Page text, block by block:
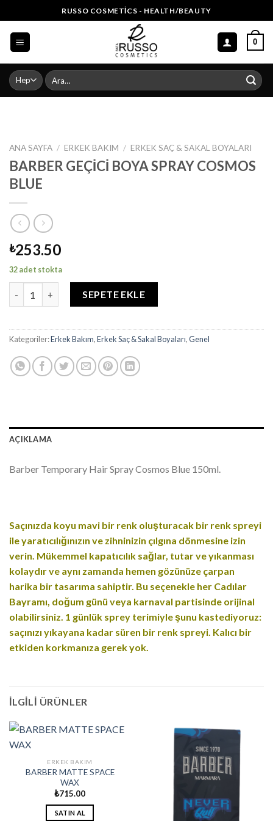
to
content
RUSSO COSMETICS - HEALTH/BEAUTY
0
Ara:
ANA SAYFA / ERKEK BAKIM / ERKEK SAÇ & SAKAL BOYALARI
BARBER GEÇİCİ BOYA SPRAY COSMOS
BLUE
₺253.50
32 adet stokta
SEPETE EKLE
Kategoriler:Erkek Bakım,Erkek Saç & Sakal Boyaları,Genel
AÇIKLAMA
Barber Temporary Hair Spray Cosmos Blue 150ml.
Saçınızda koyu mavi bir renk oluşturacak bir renk spreyi
ile yaratıcılığınızın ve zihninizin çılgına dönmesine izin
verin. Mükemmel kapatıcılık sağlar, tutar ve yıkanması
kolaydır ve aynı zamanda hemen gözünüze çarpan
harika bir tasarıma sahiptir. Bu seçenekle her Cadılar
Bayramı, doğum günü veya karnaval partisinde orijinal
olabilirsiniz. 1 günlük sprey terimiyle şunu kastediyoruz:
saçınızı yıkayana kadar süren bir renk spreyi. Kalıcı bir
etkiden korkmanıza gerek yok.
İLGILI ÜRÜNLER
ERKEK BAKIM
BARBER MATTE SPACE
WAX
₺715.00
SATIN AL